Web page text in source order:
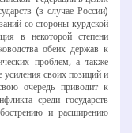
(в случае России)
со стороны курдской
в некоторой степени
обеих держав к
проблем, а также
усиления своих позиций и
очередь приводит к
среди государств
и расширению